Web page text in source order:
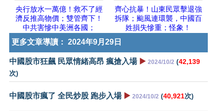
央行放水一萬億！救不了經
濟反推高物價；雙管齊下！
中共害慘中美洲各國；
齊心抗暴！山東民眾擊退強
拆隊；颱風連環襲，中國百
姓損失慘重；怪象！
更多文章導讀： 2024年9月29日
中國股市狂飆 民眾情緒高昂 瘋搶入場 ▶️ 2024/10/2 (42,139
次)
中國股市瘋了 全民炒股 跑步入場 ▶️ 2024/10/2 (40,921次)